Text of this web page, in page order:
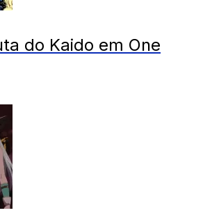
do Kaido em One